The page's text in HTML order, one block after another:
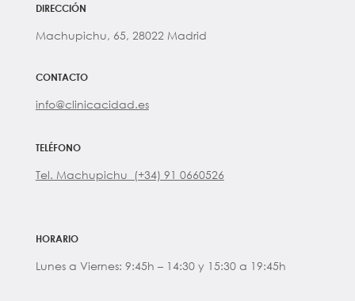
DIRECCIÓN
Machupichu, 65, 28022 Madrid
CONTACTO
info@clinicacidad.es
TELÉFONO
Tel. Machupichu (+34) 91 0660526
HORARIO
Lunes a Viernes: 9:45h – 14:30 y 15:30 a 19:45h